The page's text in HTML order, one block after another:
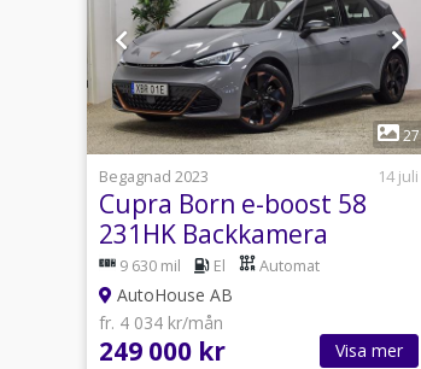
1
27
Begagnad 2023
14 juli
Cupra Born e-boost 58
231HK Backkamera
Värmepump CarPlay
Garanti
9 630 mil El Automat
AutoHouse AB
fr. 4 034 kr/mån
249 000 kr Visa mer